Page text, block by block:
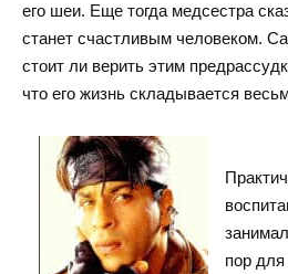
его шеи. Еще тогда медсестра
станет счастливым человеком.
стоит ли верить этим
что его жизнь складывается
пор